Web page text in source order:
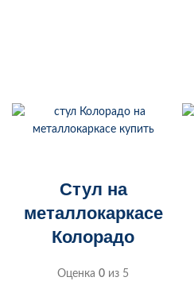
Стул на
металлокаркасе
Колорадо
Оценка 0 из 5